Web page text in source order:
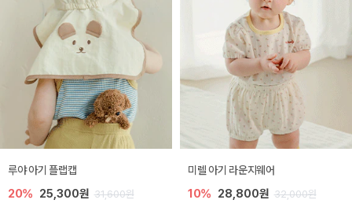
루야 아기 플랩캡
20% 25,300원 31,600원
미렐 아기 라운지웨어
10% 28,800원 32,000원